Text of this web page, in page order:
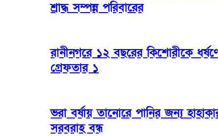
শ্রাদ্ধ সম্পন্ন পরিবারের
​রানীনগরে ১২ বছরের কিশোরীকে
গ্রেফতার ১
ভরা বর্ষায় তানোরে পানির জন্য
সরবরাহ বন্ধ